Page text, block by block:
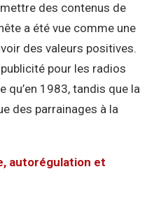
des contenus de
a été vue comme une
des valeurs positives.
pour les radios
qu’en 1983, tandis que la
des parrainages à la
autorégulation et